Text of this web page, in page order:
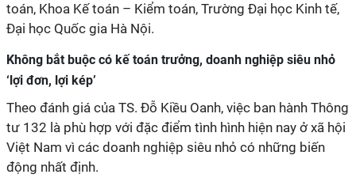
toán, Khoa Kế toán – Kiểm toán, Trường Đại học Kinh tế,
Đại học Quốc gia Hà Nội.
Không bắt buộc có kế toán trưởng, doanh nghiệp siêu nhỏ
‘lợi đơn, lợi kép’
Theo đánh giá của TS. Đỗ Kiều Oanh, việc ban hành Thông
tư 132 là phù hợp với đặc điểm tình hình hiện nay ở xã hội
Việt Nam vì các doanh nghiệp siêu nhỏ có những biến
động nhất định.